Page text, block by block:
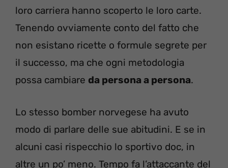
loro carriera hanno scoperto le loro carte.
Tenendo ovviamente conto del fatto che
non esistano ricette o formule segrete per
il successo, ma che ogni metodologia
possa cambiare da persona a persona.
Lo stesso bomber norvegese ha avuto
modo di parlare delle sue abitudini. E se in
alcuni casi rispecchio lo sportivo doc, in
altre un po’ meno. Tempo fa l’attaccante del